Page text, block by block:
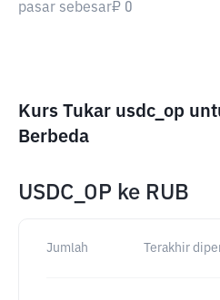
pasar sebesar₽ 0
Kurs Tukar usdc_op
Berbeda
USDC_OP ke RUB
Jumlah Terakhir